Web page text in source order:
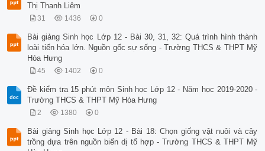
Thị Thanh Liêm
31 1436 0
Bài giảng Sinh học Lớp 12 - Bài 30, 31, 32: Quá trình hình thành
loài tiến hóa lớn. Nguồn gốc sự sống - Trường THCS & THPT Mỹ
Hòa Hưng
45 1402 0
Đề kiểm tra 15 phút môn Sinh học Lớp 12 - Năm học 2019-2020 -
Trường THCS & THPT Mỹ Hòa Hưng
2 1380 0
Bài giảng Sinh học Lớp 12 - Bài 18: Chọn giống vật nuôi và cây
trồng dựa trên nguồn biến dị tổ hợp - Trường THCS & THPT Mỹ